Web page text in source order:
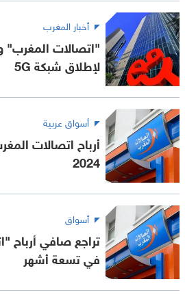
أخبار المغرب
"اتصالات المغرب"
لإطلاق شبكة 5G
أسواق عربية
2024
أسواق
في تسعة أشهر